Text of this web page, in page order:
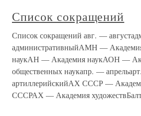
Список сокращений
Список сокращений авг. —
административныйАМН —
наукАН — Академия наукАОН —
общественных наукапр. —
артиллерийскийАХ СССР —
СССРАХ — Академия